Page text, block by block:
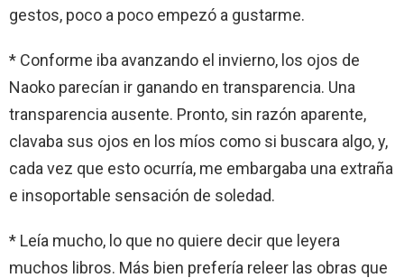
gestos, poco a poco empezó a gustarme.
* Conforme iba avanzando el invierno, los ojos de
Naoko parecían ir ganando en transparencia. Una
transparencia ausente. Pronto, sin razón aparente,
clavaba sus ojos en los míos como si buscara algo, y,
cada vez que esto ocurría, me embargaba una extraña
e insoportable sensación de soledad.
* Leía mucho, lo que no quiere decir que leyera
muchos libros. Más bien prefería releer las obras que